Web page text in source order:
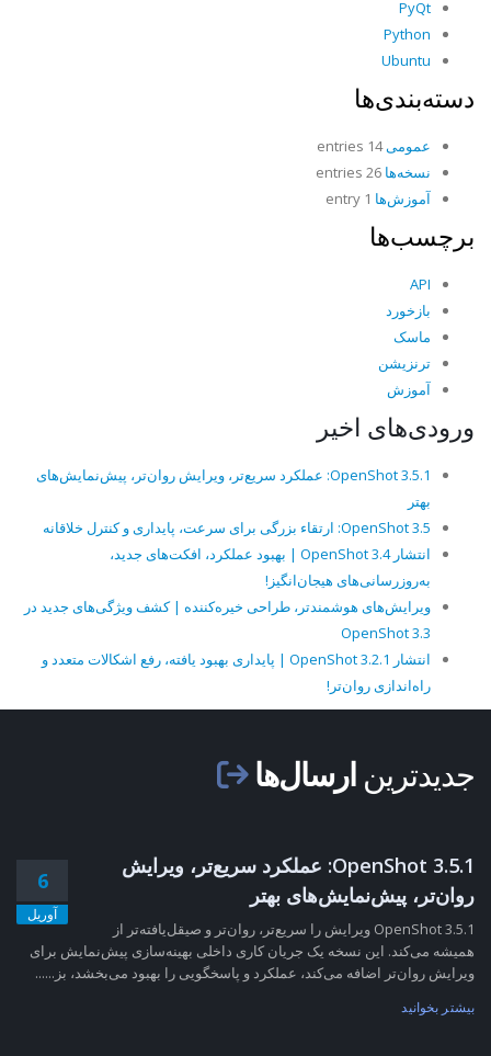
PyQt
Python
Ubuntu
دسته‌بندی‌ها
عمومی14 entries
نسخه‌ها
آموزش‌ها
برچسب‌ها
API
بازخورد
ماسک
ترنزیشن
آموزش
ورودی‌های اخیر
OpenShot 3.5.1: عملکرد سریع‌تر، ویرایش روان‌تر، پیش‌نمایش‌های
بهتر
OpenShot 3.5: ارتقاء بزرگی برای سرعت، پایداری و کنترل خلاقانه
انتشار OpenShot 3.4 | بهبود عملکرد، افکت‌های جدید،
به‌روزرسانی‌های هیجان‌انگیز!
ویرایش‌های هوشمندتر، طراحی خیره‌کننده | کشف ویژگی‌های جدید در
OpenShot 3.3
انتشار OpenShot 3.2.1 | پایداری بهبود یافته، رفع اشکالات متعدد و
راه‌اندازی روان‌تر!
جدیدترین ارسال‌ها
6
آوریل
OpenShot 3.5.1: عملکرد سریع‌تر، ویرایش
روان‌تر، پیش‌نمایش‌های بهتر
OpenShot 3.5.1 ویرایش را سریع‌تر، روان‌تر و صیقل‌یافته‌تر از
همیشه می‌کند. این نسخه یک جریان کاری داخلی بهینه‌سازی پیش‌نمایش برای
ویرایش روان‌تر اضافه می‌کند، عملکرد و پاسخگویی را بهبود می‌بخشد، بز......
بیشتر بخوانید